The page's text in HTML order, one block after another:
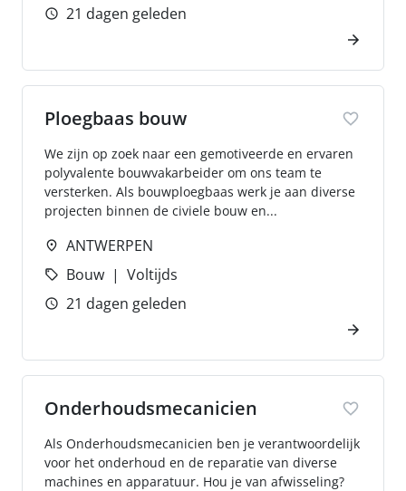
21 dagen geleden
Ploegbaas bouw
We zijn op zoek naar een gemotiveerde en ervaren
polyvalente bouwvakarbeider om ons team te
versterken. Als bouwploegbaas werk je aan diverse
projecten binnen de civiele bouw en...
ANTWERPEN
Bouw
Voltijds
21 dagen geleden
Onderhoudsmecanicien
Als Onderhoudsmecanicien ben je verantwoordelijk
voor het onderhoud en de reparatie van diverse
machines en apparatuur. Hou je van afwisseling?